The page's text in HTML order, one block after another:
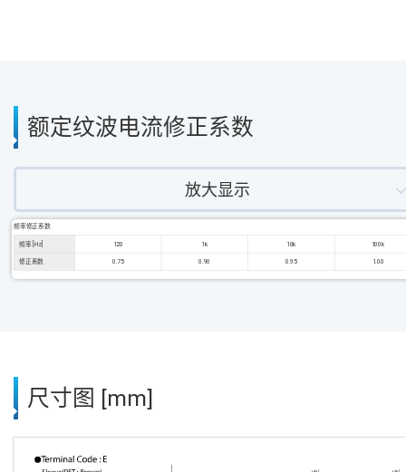
额定纹波电流修正系数
放大显示
频率修正系数
频率 [Hz] 120 1k 10k 100k
修正系数 0.75 0.90 0.95 1.00
尺寸图 [mm]